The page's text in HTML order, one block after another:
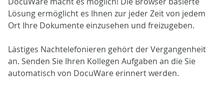
Lösung ermöglicht es Ihnen zur jeder Zeit von jedem
Ort Ihre Dokumente einzusehen und freizugeben.
Lästiges Nachtelefonieren gehört der Vergangenheit
an. Senden Sie Ihren Kollegen Aufgaben an die Sie
automatisch von DocuWare erinnert werden.